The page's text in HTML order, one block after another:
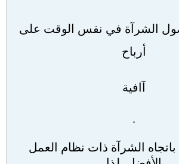
الشرآة في نفس الوقت على
أرباح
آافية
.
باتجاه الشرآة ذات نظام العمل